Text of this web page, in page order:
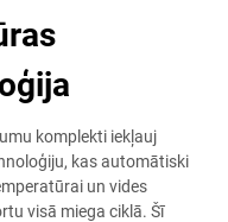
komplekti iekļauj
kas automātiski
un vides
visā miega ciklā. Šī